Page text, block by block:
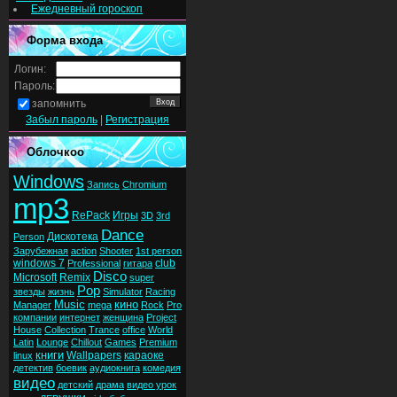
Ежедневный гороскоп
Форма входа
Логин:
Пароль:
запомнить
Забыл пароль
Регистрация
Облочкоо
Windows Запись Chromium
mp3 RePack Игры 3D 3rd
Person Дискотека Dance
Зарубежная action Shooter 1st person
windows 7 Professional гитара club
Microsoft Remix Disco super
звезды жизнь Pop Simulator Racing
Manager Music mega кино Rock Pro
компании интернет женщина Project
House Collection Trance office World
Latin Lounge Chillout Games Premium
linux книги Wallpapers караоке
детектив боевик аудиокнига комедия
видео детский драма видео урок